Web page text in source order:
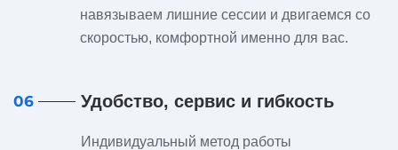
навязываем лишние сессии и двигаемся со
скоростью, комфортной именно для вас.
06 Удобство, сервис и гибкость
Индивидуальный метод работы